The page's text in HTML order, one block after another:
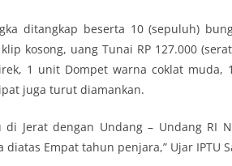
ditangkap beserta 10 (sepuluh)
kosong, uang Tunai RP 127.000
1 unit Dompet warna coklat
juga turut diamankan.
di Jerat dengan Undang – Undang RI
diatas Empat tahun penjara,” Ujar IPTU